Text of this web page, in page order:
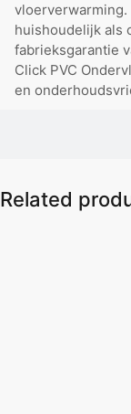
huishoudelijk als
fabrieksgarantie
Click PVC
en
Related